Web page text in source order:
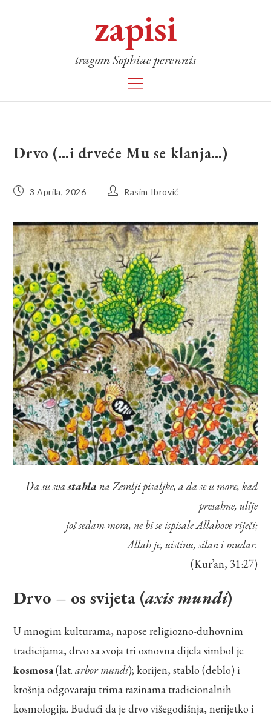
zapisi
tragom Sophiae perennis
Drvo (…i drveće Mu se klanja…)
3 Aprila, 2026 Rasim Ibrović
Da su svastabla na Zemlji pisaljke, a da se u more, kad
presahne, ulije
još sedam mora, ne bi se ispisale Allahove riječi;
Allah je, uistinu, silan i mudar.
(Kur’an, 31:27)
Drvo – os svijeta (axis mundi)
U mnogim kulturama, napose religiozno-duhovnim
tradicijama, drvo sa svoja tri osnovna dijela simbol je
kosmosa(lat.arbor mundi); korijen, stablo (deblo) i
krošnja odgovaraju trima razinama tradicionalnih
kosmologija. Budući da je drvo višegodišnja, nerijetko i